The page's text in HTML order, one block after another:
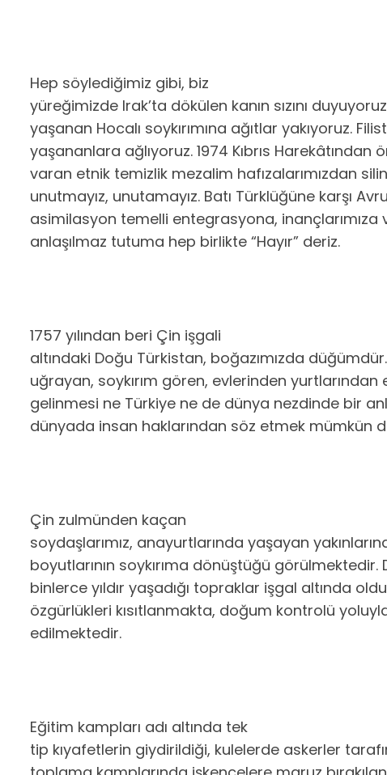
Hep söylediğimiz gibi, biz
yüreğimizde Irak’ta dökülen kanın sızını
yaşanan Hocalı soykırımına ağıtlar yakıyoruz.
yaşananlara ağlıyoruz. 1974 Kıbrıs Harekâtından
varan etnik temizlik mezalim hafızalarımızdan
unutmayız, unutamayız. Batı Türklüğüne karşı
asimilasyon temelli entegrasyona, inançlarımıza
anlaşılmaz tutuma hep birlikte “Hayır” deriz.
1757 yılından beri Çin işgali
altındaki Doğu Türkistan, boğazımızda
uğrayan, soykırım gören, evlerinden yurtlarından
gelinmesi ne Türkiye ne de dünya nezdinde bir
dünyada insan haklarından söz etmek mümkün
Çin zulmünden kaçan
soydaşlarımız, anayurtlarında yaşayan
boyutlarının soykırıma dönüştüğü görülmektedir.
binlerce yıldır yaşadığı topraklar işgal altında
özgürlükleri kısıtlanmakta, doğum kontrolü
edilmektedir.
Eğitim kampları adı altında tek
tip kıyafetlerin giydirildiği, kulelerde askerler